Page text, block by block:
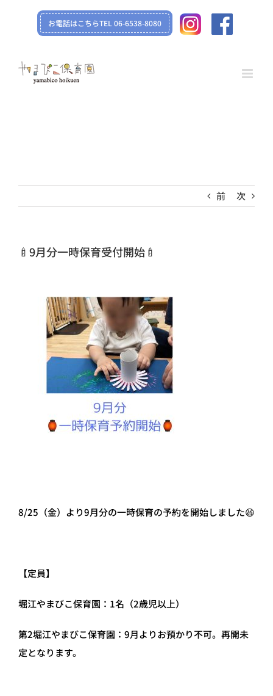
お電話はこちらTEL 06-6538-8080
前 次
🍼9月分一時保育受付開始🍼
8/25（金）より9月分の一時保育の予約を開始しました😆
【定員】
堀江やまびこ保育園：1名（2歳児以上）
第2堀江やまびこ保育園：9月よりお預かり不可。再開未
定となります。